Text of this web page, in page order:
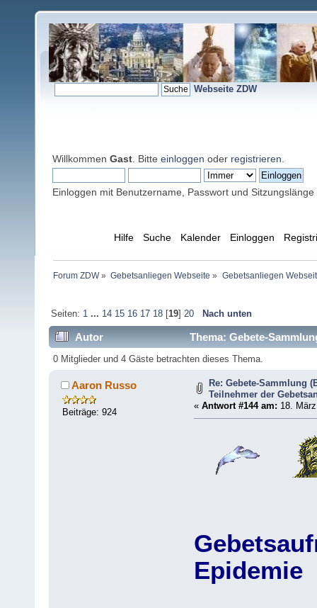
Webseite ZDW
Willkommen Gast . Bitte einloggen oder registrieren
Einloggen mit Benutzername, Passwort und Sitzungslänge
Hilfe Suche Kalender Einloggen
Forum ZDW» Gebetsanliegen Webseite » Gebetsanliegen
Seiten: 1 ... 14 15 16 17 18[19] 20 Nach unten
Autor
Thema: Gebete-
364946 mal)
0 Mitglieder und 4 Gäste betrachten dieses Thema.
Aaron Russo
Beiträge: 924
Re: Gebete-Sammlung
Teilnehmer der
« Antwort #144 am: 18.
Epidemie